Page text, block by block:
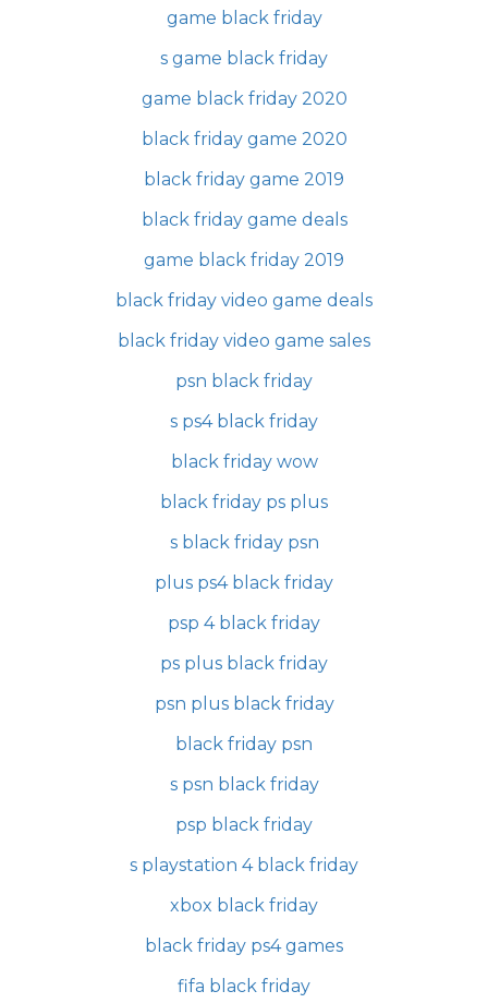
game black friday
s game black friday
game black friday 2020
black friday game 2020
black friday game 2019
black friday game deals
game black friday 2019
black friday video game deals
black friday video game sales
psn black friday
s ps4 black friday
black friday wow
black friday ps plus
s black friday psn
plus ps4 black friday
psp 4 black friday
ps plus black friday
psn plus black friday
black friday psn
s psn black friday
psp black friday
s playstation 4 black friday
xbox black friday
black friday ps4 games
fifa black friday